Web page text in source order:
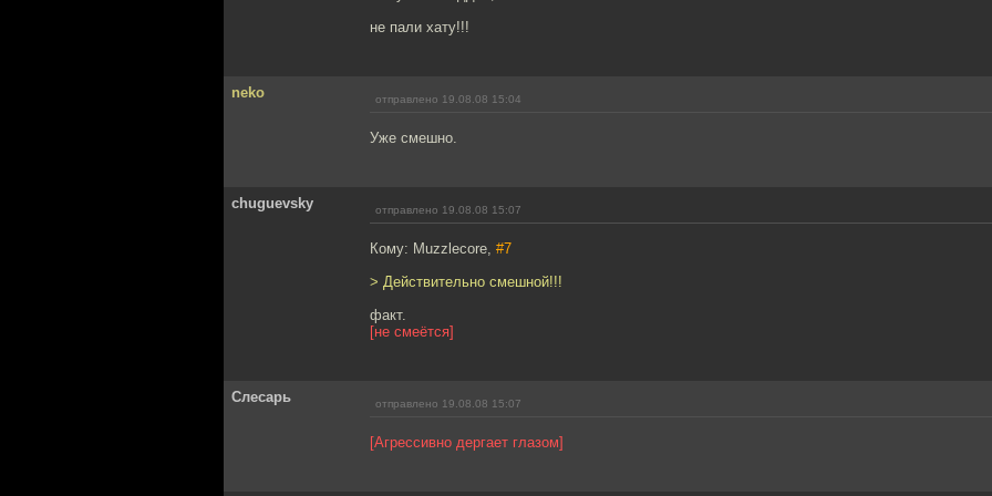
не пали хату!!!
neko отправлено 19.08.08 15:04
Уже смешно.
chuguevsky отправлено 19.08.08 15:07
Кому: Muzzlecore, #7
> Действительно смешной!!!
факт.
[не смеётся]
Слесарь отправлено 19.08.08 15:07
[Агрессивно дергает глазом]